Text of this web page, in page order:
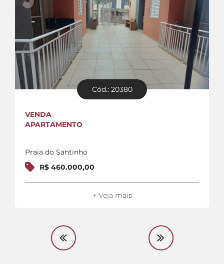
Cód.: 20380
VENDA
APARTAMENTO
Praia do Santinho
R$ 460.000,00
+ Veja mais